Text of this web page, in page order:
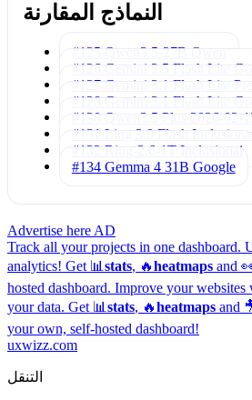
النماذج المقارنة
#125 Qwen3.5-27B Qwen
#126 Gemini 3.5 Flash Lite
#127 Gemini 3.1 Flash Lite
#128 Gemini 3.1 Flash Lite
#130 Qwen3.5 Plus 2026-02-
#131 Ling 3.0 Flash
#132 Ring-2.6-1T Inclusionai
#134 Gemma 4 31B Google
Advertise here AD
Track all your projects in one dashboard.
analytics! Get 📊 stats, 🔥heatmaps and
hosted dashboard. Improve your
your data. Get 📊 stats, 🔥heatmaps and
your own, self-hosted dashboard!
uxwizz.com
التنقل